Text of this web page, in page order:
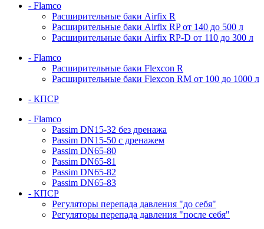
- Flamco
Расширительные баки Airfix R
Расширительные баки Airfix RP от 140 до 500 л
Расширительные баки Airfix RP-D от 110 до 300 л
- Flamco
Расширительные баки Flexcon R
Расширительные баки Flexcon RM от 100 до 1000 л
- КПСР
- Flamco
Passim DN15-32 без дренажа
Passim DN15-50 с дренажем
Passim DN65-80
Passim DN65-81
Passim DN65-82
Passim DN65-83
- КПСР
Регуляторы перепада давления "до себя"
Регуляторы перепада давления "после себя"